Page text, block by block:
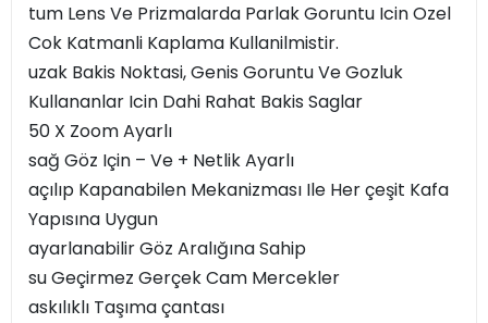
tum Lens Ve Prizmalarda Parlak Goruntu Icin Ozel
Cok Katmanli Kaplama Kullanilmistir.
uzak Bakis Noktasi, Genis Goruntu Ve Gozluk
Kullananlar Icin Dahi Rahat Bakis Saglar
50 X Zoom Ayarlı
sağ Göz Için – Ve + Netlik Ayarlı
açılıp Kapanabilen Mekanizması Ile Her çeşit Kafa
Yapısına Uygun
ayarlanabilir Göz Aralığına Sahip
su Geçirmez Gerçek Cam Mercekler
askılıklı Taşıma çantası